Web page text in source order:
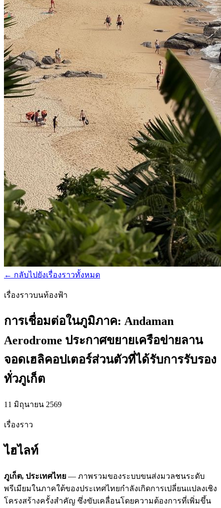
← กลับไปยังเรื่องราวทั้งหมด
เรื่องราวบนท้องฟ้า
การเชื่อมต่อในภูมิภาค: Andaman
Aerodrome ประกาศขยายเครือข่ายลาน
จอดเฮลิคอปเตอร์ส่วนตัวที่ได้รับการรับรอง
ทั่วภูเก็ต
11 มิถุนายน 2569
เรื่องราว
ไฮไลท์
ภูเก็ต, ประเทศไทย — ภาพรวมของระบบขนส่งมวลชนระดับ
พรีเมียมในภาคใต้ของประเทศไทยกำลังเกิดการเปลี่ยนแปลงเชิง
โครงสร้างครั้งสำคัญ ซึ่งขับเคลื่อนโดยความต้องการที่เพิ่มขึ้น